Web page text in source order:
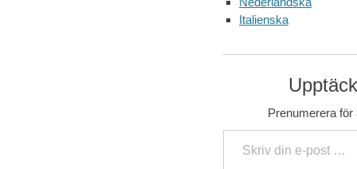
Italienska
Prenumerera
Skriv din e-post …